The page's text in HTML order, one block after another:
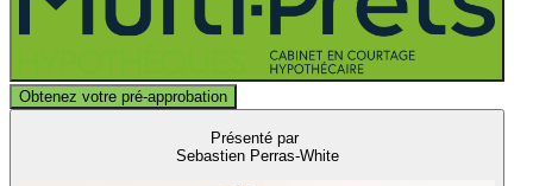
Obtenez votre pré-approbation
Présenté par
Sebastien Perras-White